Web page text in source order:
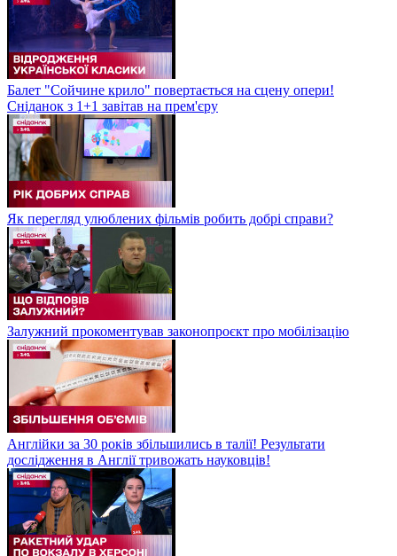
Балет "Сойчине крило" повертається на сцену опери!
Сніданок з 1+1 завітав на прем'єру
Як перегляд улюблених фільмів робить добрі справи?
Залужний прокоментував законопроєкт про мобілізацію
Англійки за 30 років збільшились в талії! Результати
дослідження в Англії тривожать науковців!